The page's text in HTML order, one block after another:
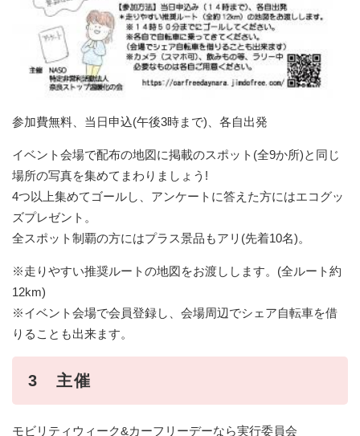
参加費無料、当日申込(午後3時まで)、各自出発
イベント会場で配布の地図に掲載のスポット(全9か所)と同じ
場所の写真を集めてまわりましょう!
4つ以上集めてゴールし、アンケートに答えた方にはエコグッ
ズプレゼント。
全スポット制覇の方にはプラス景品もアリ(先着10名)。
※走りやすい推奨ルートの地図をお渡しします。(全ルート約
12km)
※イベント会場で会員登録し、会場周辺でシェア自転車を借
りることも出来ます。
3 主催
モビリティウィーク&カーフリーデーなら実行委員会